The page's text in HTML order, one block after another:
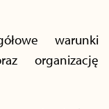
warunki
organizację